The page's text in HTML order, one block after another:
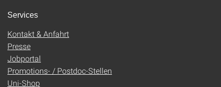
Services
Kontakt & Anfahrt
Presse
Jobportal
Promotions- / Postdoc-Stellen
Uni-Shop